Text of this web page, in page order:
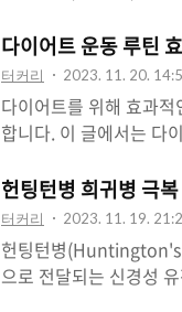
자를 가진 사람들이 강
률이 더 높아집니다. 그
고 있어 심혈관 건강에
방산은 혈압을 조절하
는 데 도움을 줄 수 있습
항산화 물질인 폴리페
역력을 강화하는 데 도
역 시스템을 지원합니
를 원활하게 하는 데 도
지방 소화..
개인의 상태에 따라 다
있습니다. 교통사고 후유
인해 발생한 부상으로
신체 기능 저하 등의 증
니다. 특히 통증, 출혈,
함될 수 있으며, 이러한
료와 재활을 통해 치료
사고로 인해 정신적인 충
경험한 경우, 정신적인
있습니다. 이는 외상 후
다이어트 운동 루틴
터커리 2023. 11. 20.
다이어트를 위해 효과
합니다. 이 글에서는 다
쉽게 실천할 수 있는 방
내합니다. 건강한 다이어
루틴을 참고해 보세요.
운동은 심박수를 일정 수
지속적인 운동을 하는 것
헌팅턴병 희귀병 극
터커리 2023. 11. 19.
헌팅턴병
으로 전달되는 신경성